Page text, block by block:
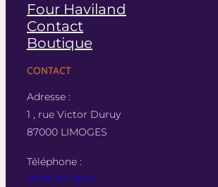
Four Haviland
Contact
Boutique
CONTACT
Adresse :
1 , rue Victor Duruy
87000 LIMOGES
Téléphone :
05 55 33 28 74